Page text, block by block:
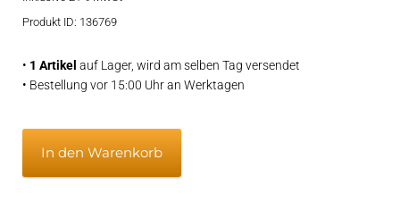
Produkt ID: 136769
• 1 Artikel auf Lager, wird am selben Tag versendet
• Bestellung vor 15:00 Uhr an Werktagen
In den Warenkorb